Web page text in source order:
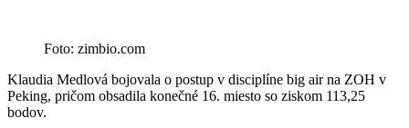
Foto: zimbio.com
Klaudia Medlová bojovala o postup v disciplíne big air na ZOH v
Peking, pričom obsadila konečné 16. miesto so ziskom 113,25
bodov.